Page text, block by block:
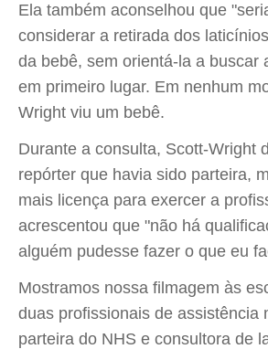
Ela também aconselhou que
considerar a retirada dos
da bebê, sem orientá-la a buscar
em primeiro lugar. Em nenhum
Wright viu um bebê.
Durante a consulta, Scott-Wright
repórter que havia sido parteira,
mais licença para exercer a
acrescentou que "não há
alguém pudesse fazer o que eu
Mostramos nossa filmagem às
duas profissionais de assistência
parteira do NHS e consultora de